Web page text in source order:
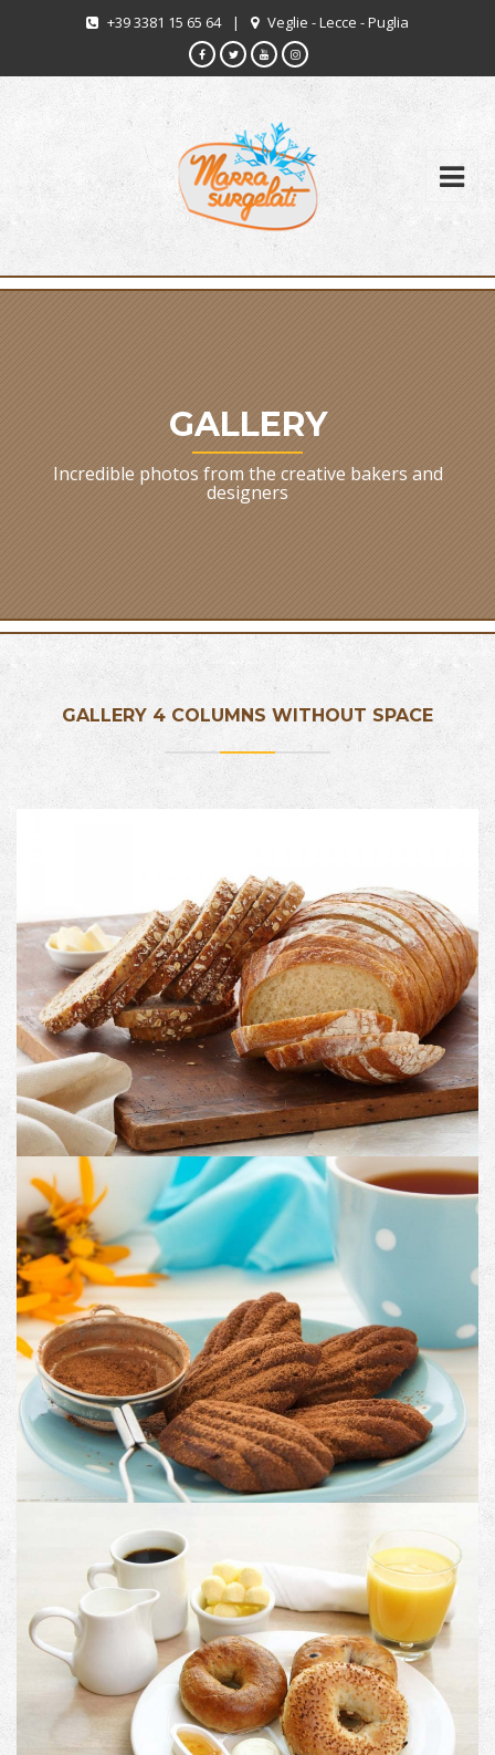
+39 3381 15 65 64 | Veglie - Lecce - Puglia
GALLERY
Incredible photos from the creative bakers and
designers
GALLERY 4 COLUMNS WITHOUT SPACE
PRODUCT NAME
Image with Lightbox
PRODUCT NO. 2
Image with Lightbox
PRODUCT TITLE
Image with Lightbox